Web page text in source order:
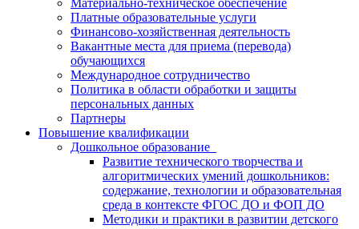
Материально-техническое обеспечение
Платные образовательные услуги
Финансово-хозяйственная деятельность
Вакантные места для приема (перевода)
обучающихся
Международное сотрудничество
Политика в области обработки и защиты
персональных данных
Партнеры
Повышение квалификации
Дошкольное образование
Развитие технического творчества и
алгоритмических умений дошкольников:
содержание, технологии и образовательная
среда в контексте ФГОС ДО и ФОП ДО
Методики и практики в развитии детского